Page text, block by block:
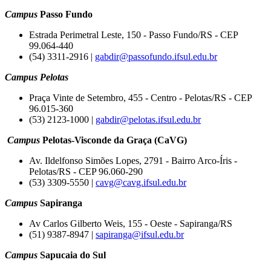
Campus Passo Fundo
Estrada Perimetral Leste, 150 - Passo Fundo/RS - CEP
99.064-440
(54) 3311-2916 | gabdir@passofundo.ifsul.edu.br
Campus Pelotas
Praça Vinte de Setembro, 455 - Centro - Pelotas/RS - CEP
96.015-360
(53) 2123-1000 | gabdir@pelotas.ifsul.edu.br
Campus Pelotas-Visconde da Graça (CaVG)
Av. Ildelfonso Simões Lopes, 2791 - Bairro Arco-Íris -
Pelotas/RS - CEP 96.060-290
(53) 3309-5550 | cavg@cavg.ifsul.edu.br
Campus Sapiranga
Av Carlos Gilberto Weis, 155 - Oeste - Sapiranga/RS
(51) 9387-8947 | sapiranga@ifsul.edu.br
Campus Sapucaia do Sul